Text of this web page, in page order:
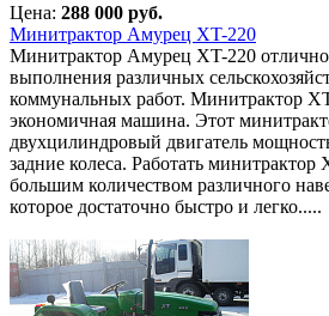
Цена: 288 000 руб.
Минитрактор Амурец XT-220
Минитрактор Амурец XT-220 отлично
выполнения различных
коммунальных работ. Минитрактор
экономичная машина. Этот
двухцилиндровый двигатель
задние колеса. Работать минитрактор
большим количеством различного
которое достаточно быстро и легко.....